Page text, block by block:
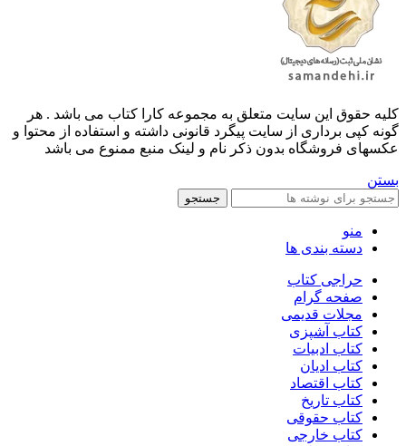
کليه حقوق اين سايت متعلق به مجموعه کارا کتاب می باشد . هر
گونه کپی برداری از سایت پیگرد قانونی داشته و استفاده از محتوا و
عکسهای فروشگاه بدون ذکر نام و لینک منبع ممنوع می باشد
بستن
جستجو
منو
دسته بندی ها
حراجی کتاب
صفحه گرام
مجلات قدیمی
کتاب آشپزی
کتاب ادبیات
کتاب ادیان
کتاب اقتصاد
کتاب تاریخ
کتاب حقوقی
کتاب خارجی